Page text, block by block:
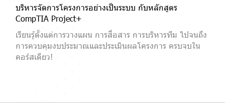
บริหารจัดการโครงการอย่างเป็นระบบ กับหลักสูตร
CompTIA Project+
เรียนรู้ตั้งแต่การวางแผน การสื่อสาร การบริหารทีม ไปจนถึง
การควบคุมงบประมาณและประเมินผลโครงการ ครบจบใน
คอร์สเดียว!